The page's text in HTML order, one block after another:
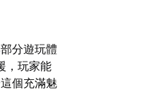
分遊玩體
，玩家能
個充滿魅